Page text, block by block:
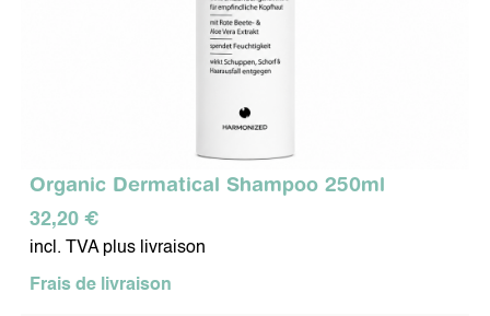
Organic Dermatical Shampoo 250ml
32,20 €
incl. TVA plus livraison
Frais de livraison